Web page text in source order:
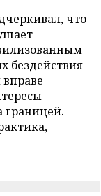
что
бездействия
границей.